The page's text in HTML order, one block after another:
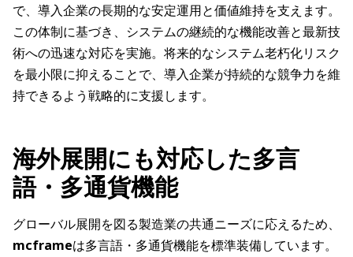
で、導入企業の長期的な安定運用と価値維持を支えます。
この体制に基づき、システムの継続的な機能改善と最新技
術への迅速な対応を実施。将来的なシステム老朽化リスク
を最小限に抑えることで、導入企業が持続的な競争力を維
持できるよう戦略的に支援します。
海外展開にも対応した多言
語・多通貨機能
グローバル展開を図る製造業の共通ニーズに応えるため、
mcframeは多言語・多通貨機能を標準装備しています。